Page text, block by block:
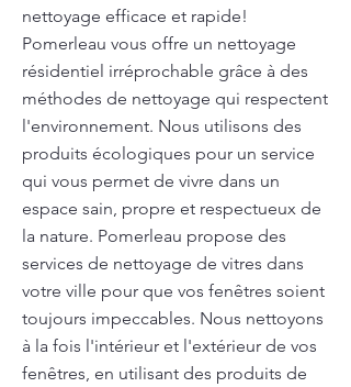
nettoyage efficace et rapide!
Pomerleau vous offre un nettoyage
résidentiel irréprochable grâce à des
méthodes de nettoyage qui respectent
l'environnement. Nous utilisons des
produits écologiques pour un service
qui vous permet de vivre dans un
espace sain, propre et respectueux de
la nature. Pomerleau propose des
services de nettoyage de vitres dans
votre ville pour que vos fenêtres soient
toujours impeccables. Nous nettoyons
à la fois l'intérieur et l'extérieur de vos
fenêtres, en utilisant des produits de